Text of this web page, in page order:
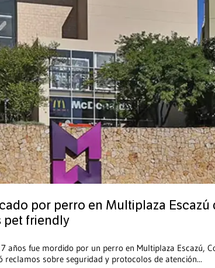
por perro en Multiplaza Escazú
pet friendly
años fue mordido por un perro en Multiplaza Escazú,
reclamos sobre seguridad y protocolos de atención...